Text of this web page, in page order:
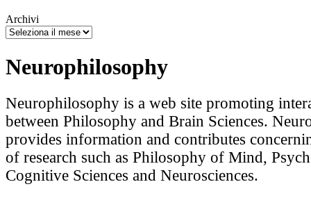
Archivi
Neurophilosophy
Neurophilosophy is a web site promoting
between Philosophy and Brain Sciences.
provides information and contributes
of research such as Philosophy of Mind,
Cognitive Sciences and Neurosciences.